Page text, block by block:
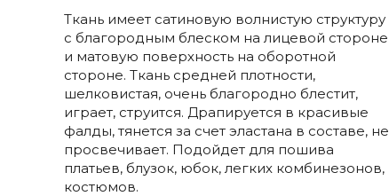
Ткань имеет сатиновую волнистую структуру
с благородным блеском на лицевой стороне
и матовую поверхность на оборотной
стороне. Ткань средней плотности,
шелковистая, очень благородно блестит,
играет, струится. Драпируется в красивые
фалды, тянется за счет эластана в составе, не
просвечивает. Подойдет для пошива
платьев, блузок, юбок, легких комбинезонов,
костюмов.